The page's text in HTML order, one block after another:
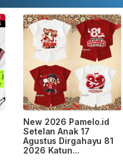
New 2026 Pamelo.id
Setelan Anak 17
Agustus Dirgahayu 81
2026 Katun...